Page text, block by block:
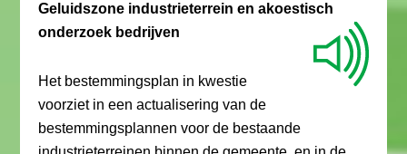
Geluidszone industrieterrein en akoestisch
onderzoek bedrijven
Het bestemmingsplan in kwestie
voorziet in een actualisering van de
bestemmingsplannen voor de bestaande